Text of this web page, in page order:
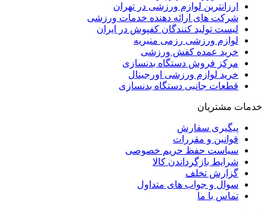
ارزانترین لوازم ورزشی در تهران
شرکت های ارائه دهنده خدمات ورزشی
لیست تولید کنندگان کفپوش در ایران
لوازم ورزشی رزمی منیریه
خرید عمده کفش ورزشی
مرکز فروش دستگاه بدنسازی
خرید لوازم ورزشی اورجینال
قطعات جانبی دستگاه بدنسازی
خدمات مشتریان
پیگیری سفارش
قوانین و مقررات
سیاست حفظ حریم خصوصی
شرایط بازگرداندن کالا
گزارش تخلف
سوال و جواب های متداول
تماس با ما